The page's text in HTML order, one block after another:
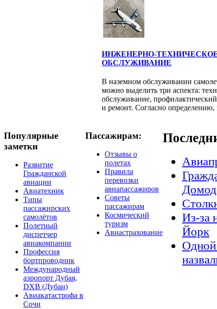
ИНЖЕНЕРНО-
ОБСЛУЖИВАНИЕ
В наземном обслуживании
можно выделить три аспекта:
обслуживание,
и ремонт. Согласно определению,
Популярные
заметки
Развитие
Гражданской
авиации
Авиатехник
Типы
пассажирских
самолётов
Полетный
диспетчер
авиакомпании
Профессия
бортпроводник
Международный
аэропорт Дубая,
DXB (Дубаи)
Авиакатастрофа в
Сочи
Пассажирам:
Отзывы о
полетах
Правила
перевозки
авиапассажиров
Советы
пассажирам
Космический
туризм
Авиастрахование
Из-за
Йорк
Одной